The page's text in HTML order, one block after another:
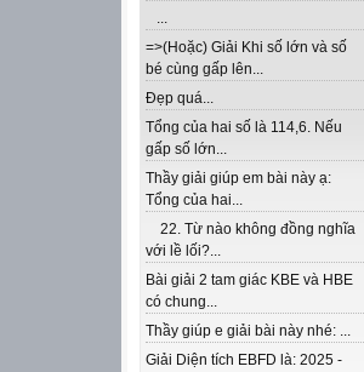
...
=>(Hoặc) Giải Khi số lớn và số
bé cùng gấp lên...
Đẹp quá...
Tổng của hai số là 114,6. Nếu
gấp số lớn...
Thầy giải giúp em bài này ạ:
Tổng của hai...
22. Từ nào không đồng nghĩa
với lề lối?...
Bài giải 2 tam giác KBE và HBE
có chung...
Thầy giúp e giải bài này nhé: ...
Giải Diện tích EBFD là: 2025 -